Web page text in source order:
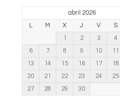
abril 2026
L
M X J V S
1
2 3 4
6
7 8 9 10 11
13
14 15 16 17 18
20
21 22 23 24 25
27
28 29 30